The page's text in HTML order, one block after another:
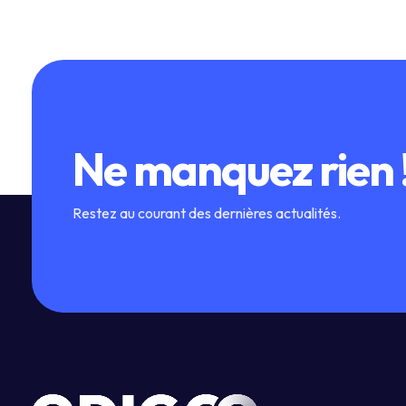
Ne manquez rien
Restez au courant des dernières actualités.